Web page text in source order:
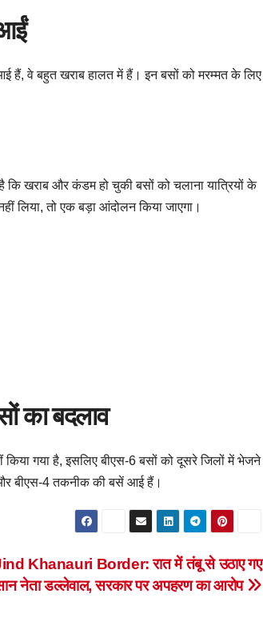
वे बहुत खराब हालत में हैं। इन बसों को मरम्मत के लिए
खराब और कंडम हो चुकी बसों को चलाना यात्रियों के
लिया, तो एक बड़ा आंदोलन किया जाएगा।
का बदलाव
गया है, इसलिए बीएस-6 बसों को दूसरे जिलों में भेजने
बीएस-4 तकनीक की बसें आई हैं।
Khanauri Border: रात में तंबू से उठाए गए
नेता डल्लेवाल, सरकार पर अपहरण का आरोप